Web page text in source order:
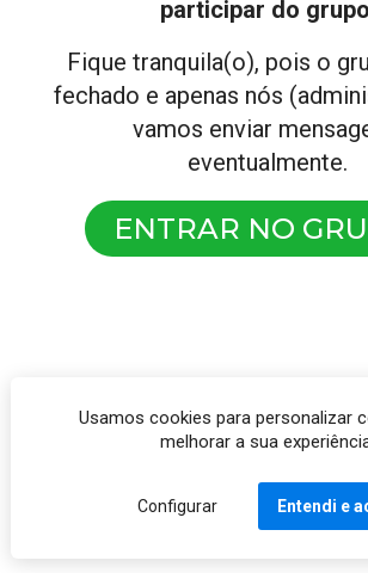
participar do
ENTRAR NO
Fique tranquila(o), pois o
fechado e apenas nós
vamos enviar
eventualmente.
Usamos cookies para personalizar
melhorar a sua
Configurar Entendi e